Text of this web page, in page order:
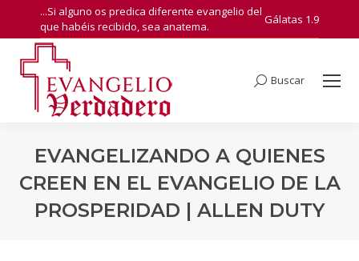
...Si alguno os predica diferente evangelio del
que habéis recibido, sea anatema.
Gálatas 1.9
Search:
Buscar
EVANGELIZANDO A QUIENES
CREEN EN EL EVANGELIO DE LA
PROSPERIDAD | ALLEN DUTY